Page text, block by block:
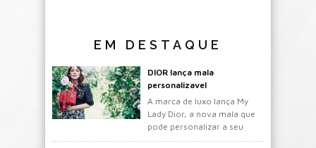
EM DESTAQUE
DIOR lança mala
personalizavel
A marca de luxo lança My
Lady Dior, a nova mala que
pode personalizar a seu
gosto.